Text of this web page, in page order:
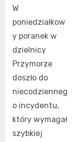
W
poniedziałkow
y poranek w
dzielnicy
Przymorze
doszło do
niecodzienneg
o incydentu,
który wymagał
szybkiej